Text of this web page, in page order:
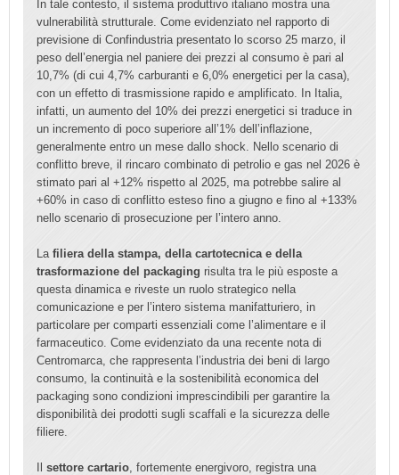
In tale contesto, il sistema produttivo italiano mostra una
vulnerabilità strutturale. Come evidenziato nel rapporto di
previsione di Confindustria presentato lo scorso 25 marzo, il
peso dell’energia nel paniere dei prezzi al consumo è pari al
10,7% (di cui 4,7% carburanti e 6,0% energetici per la casa),
con un effetto di trasmissione rapido e amplificato. In Italia,
infatti, un aumento del 10% dei prezzi energetici si traduce in
un incremento di poco superiore all’1% dell’inflazione,
generalmente entro un mese dallo shock. Nello scenario di
conflitto breve, il rincaro combinato di petrolio e gas nel 2026 è
stimato pari al +12% rispetto al 2025, ma potrebbe salire al
+60% in caso di conflitto esteso fino a giugno e fino al +133%
nello scenario di prosecuzione per l’intero anno.
La filiera della stampa, della cartotecnica e della
trasformazione del packaging risulta tra le più esposte a
questa dinamica e riveste un ruolo strategico nella
comunicazione e per l’intero sistema manifatturiero, in
particolare per comparti essenziali come l’alimentare e il
farmaceutico. Come evidenziato da una recente nota di
Centromarca, che rappresenta l’industria dei beni di largo
consumo, la continuità e la sostenibilità economica del
packaging sono condizioni imprescindibili per garantire la
disponibilità dei prodotti sugli scaffali e la sicurezza delle
filiere.
Il settore cartario , fortemente energivoro, registra una